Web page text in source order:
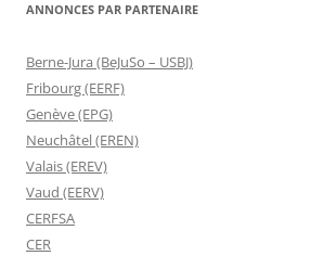
ANNONCES PAR PARTENAIRE
Berne-Jura (BeJuSo – USBJ)
Fribourg (EERF)
Genève (EPG)
Neuchâtel (EREN)
Valais (EREV)
Vaud (EERV)
CERFSA
CER